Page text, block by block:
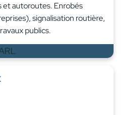
autoroutes. Enrobés
signalisation routière,
publics.